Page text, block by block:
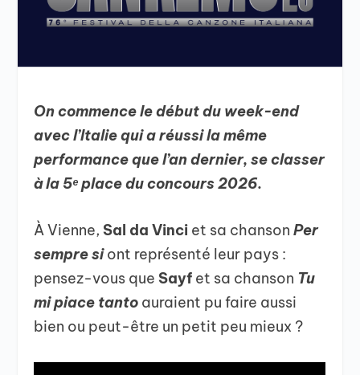
On commence le début du week-end
avec l’Italie qui a réussi la même
performance que l’an dernier, se classer
à la 5ᵉ place du concours 2026.
À Vienne, Sal da Vinci et sa chansonPer
sempre siont représenté leur pays :
pensez-vous que Sayf et sa chanson Tu
mi piace tanto auraient pu faire aussi
bien ou peut-être un petit peu mieux ?